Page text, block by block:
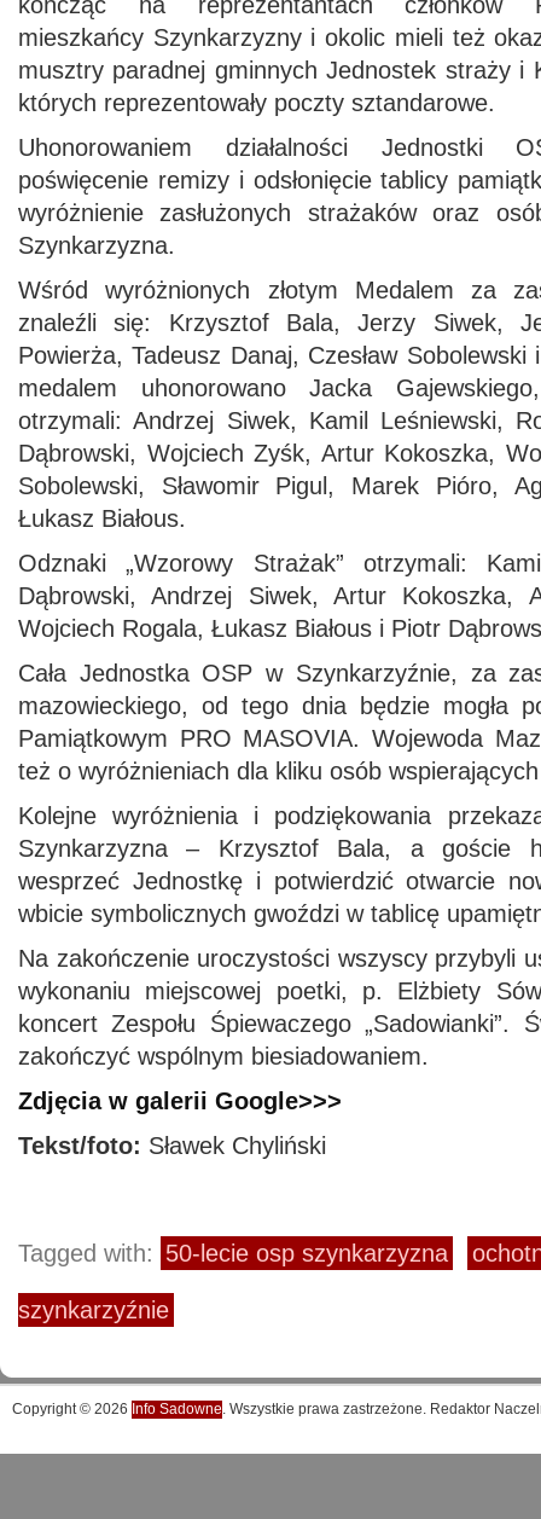
mieszkańcy Szynkarzyzny i okolic mieli też
musztry paradnej gminnych Jednostek straży i
których reprezentowały poczty sztandarowe.
Uhonorowaniem działalności Jednostki
poświęcenie remizy i odsłonięcie tablicy
wyróżnienie zasłużonych strażaków oraz
Szynkarzyzna.
Wśród wyróżnionych złotym Medalem za
znaleźli się: Krzysztof Bala, Jerzy Siwek,
Powierża, Tadeusz Danaj, Czesław Sobolewski
medalem uhonorowano Jacka
otrzymali: Andrzej Siwek, Kamil Leśniewski,
Dąbrowski, Wojciech Zyśk, Artur Kokoszka,
Sobolewski, Sławomir Pigul, Marek Pióro,
Łukasz Białous.
Odznaki „Wzorowy Strażak” otrzymali:
Dąbrowski, Andrzej Siwek, Artur Kokoszka,
Wojciech Rogala, Łukasz Białous i Piotr
Cała Jednostka OSP w Szynkarzyźnie, za
mazowieckiego, od tego dnia będzie mogła
Pamiątkowym PRO MASOVIA. Wojewoda
też o wyróżnieniach dla kliku osób
Kolejne wyróżnienia i podziękowania
Szynkarzyzna – Krzysztof Bala, a goście
wesprzeć Jednostkę i potwierdzić otwarcie
wbicie symbolicznych gwoździ w tablicę
Na zakończenie uroczystości wszyscy przybyli
wykonaniu miejscowej poetki, p. Elżbiety
koncert Zespołu Śpiewaczego „Sadowianki”.
zakończyć wspólnym biesiadowaniem.
Zdjęcia w galerii Google>>>
Tekst/foto: Sławek Chyliński
Tagged with: 50-lecie osp szynkarzyzna
szynkarzyźnie
Copyright © 2026 Info Sadowne. Wszystkie prawa zastrzeżone. Redaktor